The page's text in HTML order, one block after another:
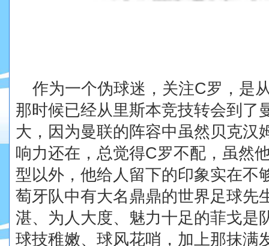
作为一个伪球迷，关注C罗，是
那时候已经从里斯本竞技转会到了
大，因为曼联的阵容中虽然贝克汉
响力还在，总觉得C罗不配，虽然
型以外，他给人留下的印象实在不
萄牙队中有大名鼎鼎的世界足球先
湛、为人大度、魅力十足的菲戈是
球技稚嫩、球风花哨，加上那抹满